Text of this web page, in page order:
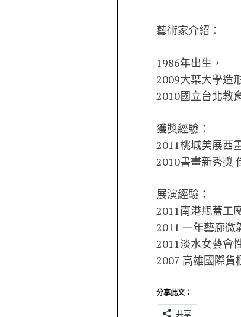
藝術家介紹：
1986年出生，
2009大葉大學造
2010國立台北教
獲獎經驗：
2011桃城美展西
2010書畫新秀獎
展演經驗：
2011南港瓶蓋工
2011 一年藝廊微
2011淡水女藝會
2007 高雄國際貨
分享此文：
共享